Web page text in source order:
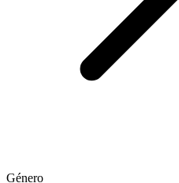
Género